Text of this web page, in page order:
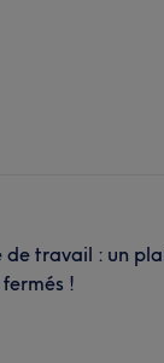
travail : un
!